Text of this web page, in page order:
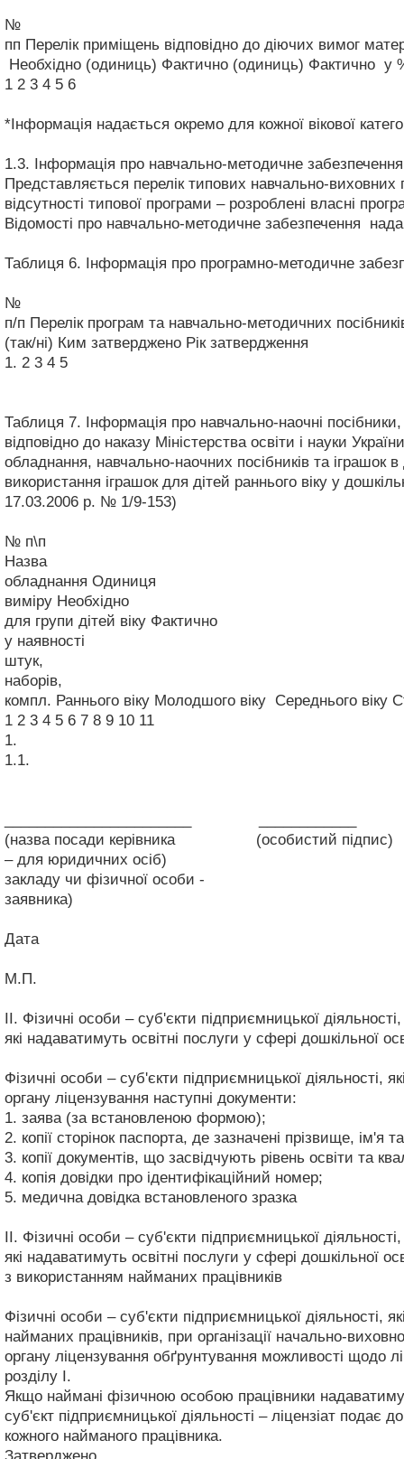
№
пп Перелік приміщень відповідно до діючих вимог
Необхідно (одиниць) Фактично (одиниць) Фактично у
1 2 3 4 5 6
*Інформація надається окремо для кожної вікової
1.3. Інформація про навчально-методичне
Представляється перелік типових навчально-
відсутності типової програми – розроблені власні
Відомості про навчально-методичне забезпечення
Таблиця 6. Інформація про програмно-методичне
№
п/п Перелік програм та навчально-методичних
(так/ні) Ким затверджено Рік затвердження
1. 2 3 4 5
Таблиця 7. Інформація про навчально-наочні
відповідно до наказу Міністерства освіти і науки
обладнання, навчально-наочних посібників та іграшок
використання іграшок для дітей раннього віку у
17.03.2006 р. № 1/9-153)
№ п\п
Назва
обладнання Одиниця
виміру Необхідно
для групи дітей віку Фактично
у наявності
штук,
наборів,
компл. Раннього віку Молодшого віку Середнього віку
1 2 3 4 5 6 7 8 9 10 11
1.
1.1.
(назва посади керівника
(особистий
– для юридичних
закладу чи фізичної особи -
заявника)
Дата
М.П.
ІІ. Фізичні особи – суб'єкти підприємницької
які надаватимуть освітні послуги у сфері дошкільної
Фізичні особи – суб'єкти підприємницької діяльності,
органу ліцензування наступні документи:
1. заява (за встановленою формою);
2. копії сторінок паспорта, де зазначені прізвище,
3. копії документів, що засвідчують рівень освіти та
4. копія довідки про ідентифікаційний номер;
5. медична довідка встановленого зразка
ІІ. Фізичні особи – суб'єкти підприємницької діяльності,
які надаватимуть освітні послуги у сфері дошкільної
з використанням найманих працівників
Фізичні особи – суб'єкти підприємницької діяльності,
найманих працівників, при організації начально-
органу ліцензування обґрунтування можливості щодо
розділу І.
Якщо наймані фізичною особою працівники
суб'єкт підприємницької діяльності – ліцензіат подає
кожного найманого працівника.
Затверджено